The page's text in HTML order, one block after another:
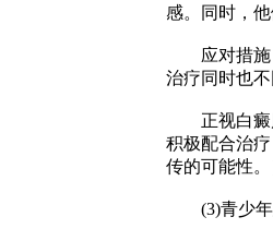
感。同时，
应对措施：
治疗同时也
正视白癜风
积极配合治
传的可能性。
(3)青少年